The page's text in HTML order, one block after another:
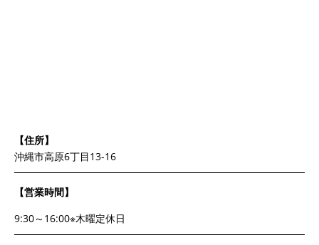
【住所】
沖縄市高原6丁目13-16
【営業時間】
9:30～16:00※木曜定休日